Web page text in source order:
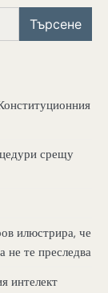
Търсене
срещу
илюстрира, че
не те преследва
интелект